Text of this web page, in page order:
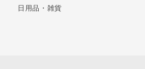
日用品・雑貨